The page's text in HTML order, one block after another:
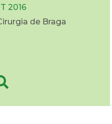
2016
de Braga